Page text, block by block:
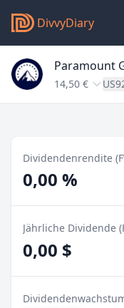
DivvyDiary
Paramount
14,50 €
Dividendenrendite
0,00 %
Jährliche Dividende
0,00 $